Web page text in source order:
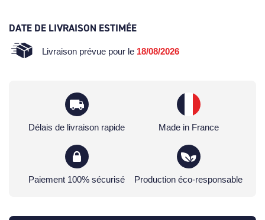
DATE DE LIVRAISON ESTIMÉE
Livraison prévue pour le 18/08/2026
Délais de livraison rapide Made in France
Paiement 100% sécurisé Production éco-responsable